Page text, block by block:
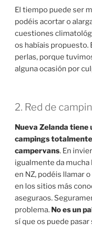
El tiempo puede ser
podéis acortar o
cuestiones
os habíais propuesto.
perlas, porque
alguna ocasión por
2. Red de
Nueva Zelanda tiene
campings
campervans. En
igualmente da mucha
en NZ, podéis llamar
en los sitios más
aseguraos.
problema. No es un
sí que os puede